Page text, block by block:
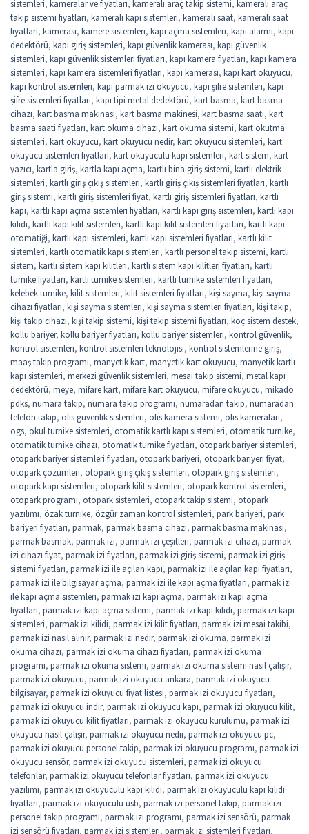
sistemleri, kameralar ve fiyatları, kameralı araç takip sistemi, kameralı araç
takip sistemi fiyatları, kameralı kapı sistemleri, kameralı saat, kameralı saat
fiyatları, kamerası, kamere sistemleri, kapı açma sistemleri, kapı alarmı, kapı
dedektörü, kapı giriş sistemleri, kapı güvenlik kamerası, kapı güvenlik
sistemleri, kapı güvenlik sistemleri fiyatları, kapı kamera fiyatları, kapı kamera
sistemleri, kapı kamera sistemleri fiyatları, kapı kamerası, kapı kart okuyucu,
kapı kontrol sistemleri, kapı parmak izi okuyucu, kapı şifre sistemleri, kapı
şifre sistemleri fiyatları, kapı tipi metal dedektörü, kart basma, kart basma
cihazı, kart basma makinası, kart basma makinesi, kart basma saati, kart
basma saati fiyatları, kart okuma cihazı, kart okuma sistemi, kart okutma
sistemleri, kart okuyucu, kart okuyucu nedir, kart okuyucu sistemleri, kart
okuyucu sistemleri fiyatları, kart okuyuculu kapı sistemleri, kart sistem, kart
yazıcı, kartla giriş, kartla kapı açma, kartlı bina giriş sistemi, kartlı elektrik
sistemleri, kartlı giriş çıkış sistemleri, kartlı giriş çıkış sistemleri fiyatları, kartlı
giriş sistemi, kartlı giriş sistemleri fiyat, kartlı giriş sistemleri fiyatları, kartlı
kapı, kartlı kapı açma sistemleri fiyatları, kartlı kapı giriş sistemleri, kartlı kapı
kilidi, kartlı kapı kilit sistemleri, kartlı kapı kilit sistemleri fiyatları, kartlı kapı
otomatiği, kartlı kapı sistemleri, kartlı kapı sistemleri fiyatları, kartlı kilit
sistemleri, kartlı otomatik kapı sistemleri, kartlı personel takip sistemi, kartlı
sistem, kartlı sistem kapı kilitleri, kartlı sistem kapı kilitleri fiyatları, kartlı
turnike fiyatları, kartlı turnike sistemleri, kartlı turnike sistemleri fiyatları,
kelebek turnike, kilit sistemleri, kilit sistemleri fiyatları, kişi sayma, kişi sayma
cihazı fiyatları, kişi sayma sistemleri, kişi sayma sistemleri fiyatları, kişi takip,
kişi takip cihazı, kişi takip sistemi, kişi takip sistemi fiyatları, koç sistem destek,
kollu bariyer, kollu bariyer fiyatları, kollu bariyer sistemleri, kontrol güvenlik,
kontrol sistemleri, kontrol sistemleri teknolojisi, kontrol sistemlerine giriş,
maaş takip programı, manyetik kart, manyetik kart okuyucu, manyetik kartlı
kapı sistemleri, merkezi güvenlik sistemleri, mesai takip sistemi, metal kapı
dedektörü, meye, mifare kart, mifare kart okuyucu, mifare okuyucu, mikado
pdks, numara takip, numara takip programı, numaradan takip, numaradan
telefon takip, ofis güvenlik sistemleri, ofis kamera sistemi, ofis kameraları,
ogs, okul turnike sistemleri, otomatik kartlı kapı sistemleri, otomatik turnike,
otomatik turnike cihazı, otomatik turnike fiyatları, otopark bariyer sistemleri,
otopark bariyer sistemleri fiyatları, otopark bariyeri, otopark bariyeri fiyat,
otopark çözümleri, otopark giriş çıkış sistemleri, otopark giriş sistemleri,
otopark kapı sistemleri, otopark kilit sistemleri, otopark kontrol sistemleri,
otopark programı, otopark sistemleri, otopark takip sistemi, otopark
yazılımı, özak turnike, özgür zaman kontrol sistemleri, park bariyeri, park
bariyeri fiyatları, parmak, parmak basma cihazı, parmak basma makinası,
parmak basmak, parmak izi, parmak izi çeşitleri, parmak izi cihazı, parmak
izi cihazı fiyat, parmak izi fiyatları, parmak izi giriş sistemi, parmak izi giriş
sistemi fiyatları, parmak izi ile açılan kapı, parmak izi ile açılan kapı fiyatları,
parmak izi ile bilgisayar açma, parmak izi ile kapı açma fiyatları, parmak izi
ile kapı açma sistemleri, parmak izi kapı açma, parmak izi kapı açma
fiyatları, parmak izi kapı açma sistemi, parmak izi kapı kilidi, parmak izi kapı
sistemleri, parmak izi kilidi, parmak izi kilit fiyatları, parmak izi mesai takibi,
parmak izi nasıl alınır, parmak izi nedir, parmak izi okuma, parmak izi
okuma cihazı, parmak izi okuma cihazı fiyatları, parmak izi okuma
programı, parmak izi okuma sistemi, parmak izi okuma sistemi nasıl çalışır,
parmak izi okuyucu, parmak izi okuyucu ankara, parmak izi okuyucu
bilgisayar, parmak izi okuyucu fiyat listesi, parmak izi okuyucu fiyatları,
parmak izi okuyucu indir, parmak izi okuyucu kapı, parmak izi okuyucu kilit,
parmak izi okuyucu kilit fiyatları, parmak izi okuyucu kurulumu, parmak izi
okuyucu nasıl çalışır, parmak izi okuyucu nedir, parmak izi okuyucu pc,
parmak izi okuyucu personel takip, parmak izi okuyucu programı, parmak izi
okuyucu sensör, parmak izi okuyucu sistemleri, parmak izi okuyucu
telefonlar, parmak izi okuyucu telefonlar fiyatları, parmak izi okuyucu
yazılımı, parmak izi okuyuculu kapı kilidi, parmak izi okuyuculu kapı kilidi
fiyatları, parmak izi okuyuculu usb, parmak izi personel takip, parmak izi
personel takip programı, parmak izi programı, parmak izi sensörü, parmak
izi sensörü fiyatları, parmak izi sistemleri, parmak izi sistemleri fiyatları,